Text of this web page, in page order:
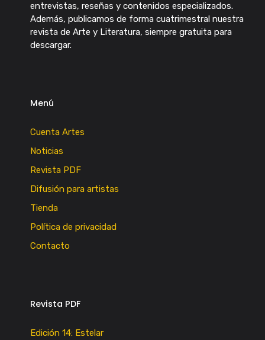
entrevistas, reseñas y contenidos especializados.
Además, publicamos de forma cuatrimestral nuestra
revista de Arte y Literatura, siempre gratuita para
descargar.
Menú
Cuenta Artes
Noticias
Revista PDF
Difusión para artistas
Tienda
Política de privacidad
Contacto
Revista PDF
Edición 14: Estelar